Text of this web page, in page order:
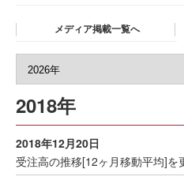
メディア掲載一覧へ
2018年
2018年12月20日
受注高の推移[12ヶ月移動平均]を